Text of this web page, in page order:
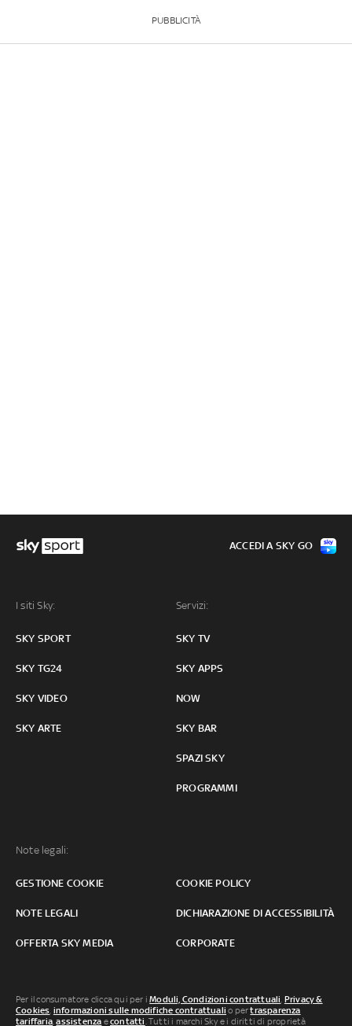
PUBBLICITÀ
I siti Sky:
SKY SPORT
SKY TG24
SKY VIDEO
SKY ARTE
Servizi:
SKY TV
SKY APPS
NOW
SKY BAR
SPAZI SKY
PROGRAMMI
Note legali:
GESTIONE COOKIE COOKIE POLICY
NOTE LEGALI DICHIARAZIONE DI ACCESSIBILITÀ
OFFERTA SKY MEDIA CORPORATE
ACCEDI A SKY GO
Per il consumatore clicca qui per iModuli, Condizioni contrattuali Privacy &
Cookies informazioni sulle modifiche contrattuali o pertrasparenza
tariffaria ,assistenza econtatti . Tutti i marchi Sky e i diritti di proprietà